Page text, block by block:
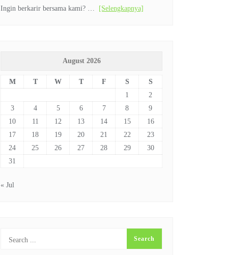
Ingin berkarir bersama kami? … [Selengkapnya]
August 2026
M T W T F S
S
1
2
3
4 5 6 7 8
9
10
11 12 13 14 15
16
17
18 19 20 21 22
23
24
25 26 27 28 29
30
31
« Jul